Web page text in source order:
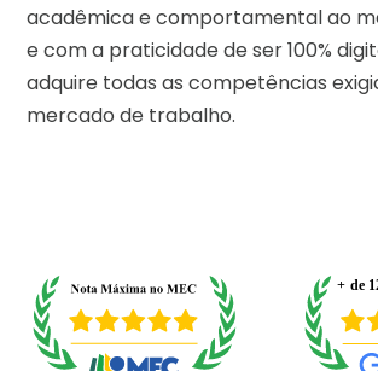
acadêmica e comportamental ao
e com a praticidade de ser 100%
adquire todas as competências
mercado de trabalho.